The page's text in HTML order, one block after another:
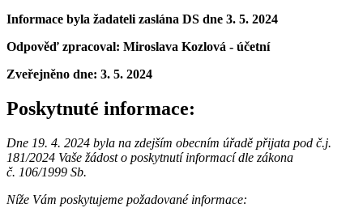
Informace byla žadateli zaslána DS dne 3. 5. 2024
Odpověď zpracoval: Miroslava Kozlová - účetní
Zveřejněno dne: 3. 5. 2024
Poskytnuté informace:
Dne 19. 4. 2024 byla na zdejším obecním úřadě přijata pod č.j.
181/2024 Vaše žádost o poskytnutí informací dle zákona
č. 106/1999 Sb.
Níže Vám poskytujeme požadované informace: